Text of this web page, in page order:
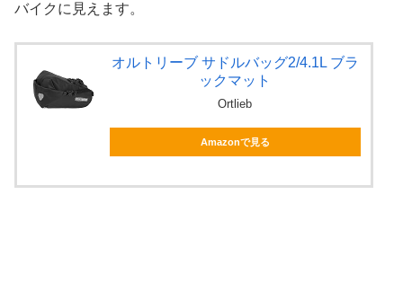
バイクに見えます。
オルトリーブ サドルバッグ2/4.1L ブラ
ックマット
Ortlieb
Amazonで見る